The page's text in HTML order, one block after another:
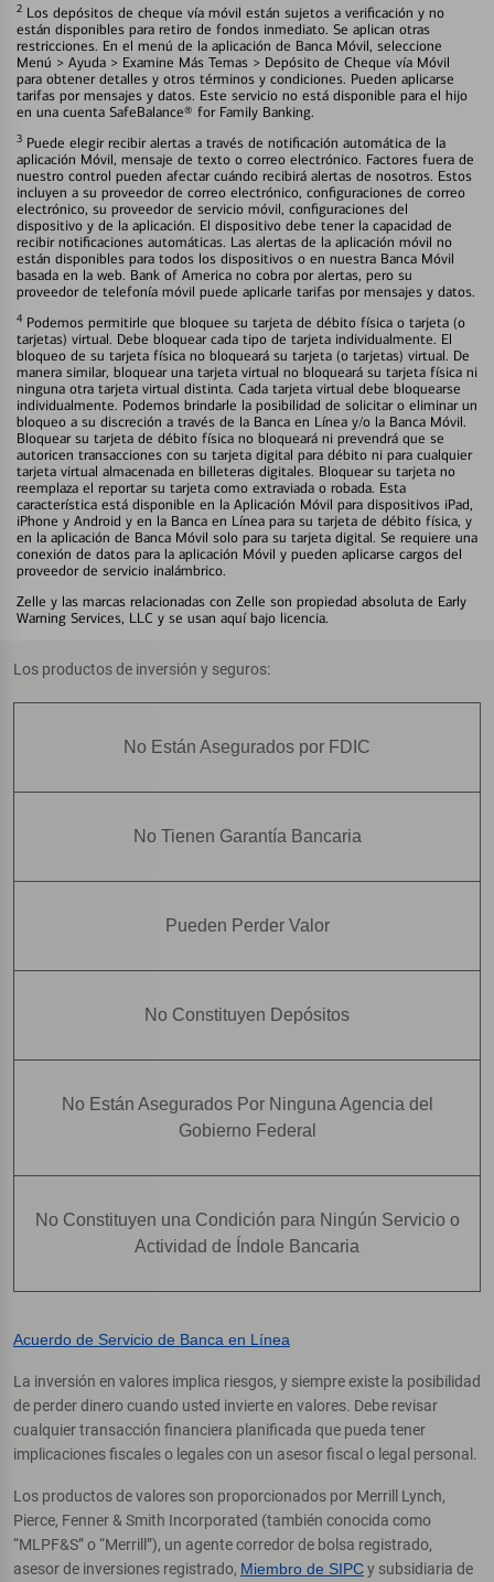
2 Los depósitos de cheque vía móvil están sujetos a verificación y no
están disponibles para retiro de fondos inmediato. Se aplican otras
restricciones. En el menú de la aplicación de Banca Móvil, seleccione
Menú > Ayuda > Examine Más Temas > Depósito de Cheque vía Móvil
para obtener detalles y otros términos y condiciones. Pueden aplicarse
tarifas por mensajes y datos. Este servicio no está disponible para el hijo
en una cuenta SafeBalance® for Family Banking.
3 Puede elegir recibir alertas a través de notificación automática de la
aplicación Móvil, mensaje de texto o correo electrónico. Factores fuera de
nuestro control pueden afectar cuándo recibirá alertas de nosotros. Estos
incluyen a su proveedor de correo electrónico, configuraciones de correo
electrónico, su proveedor de servicio móvil, configuraciones del
dispositivo y de la aplicación. El dispositivo debe tener la capacidad de
recibir notificaciones automáticas. Las alertas de la aplicación móvil no
están disponibles para todos los dispositivos o en nuestra Banca Móvil
basada en la web. Bank of America no cobra por alertas, pero su
proveedor de telefonía móvil puede aplicarle tarifas por mensajes y datos.
4 Podemos permitirle que bloquee su tarjeta de débito física o tarjeta (o
tarjetas) virtual. Debe bloquear cada tipo de tarjeta individualmente. El
bloqueo de su tarjeta física no bloqueará su tarjeta (o tarjetas) virtual. De
manera similar, bloquear una tarjeta virtual no bloqueará su tarjeta física ni
ninguna otra tarjeta virtual distinta. Cada tarjeta virtual debe bloquearse
individualmente. Podemos brindarle la posibilidad de solicitar o eliminar un
bloqueo a su discreción a través de la Banca en Línea y/o la Banca Móvil.
Bloquear su tarjeta de débito física no bloqueará ni prevendrá que se
autoricen transacciones con su tarjeta digital para débito ni para cualquier
tarjeta virtual almacenada en billeteras digitales. Bloquear su tarjeta no
reemplaza el reportar su tarjeta como extraviada o robada. Esta
característica está disponible en la Aplicación Móvil para dispositivos iPad,
iPhone y Android y en la Banca en Línea para su tarjeta de débito física, y
en la aplicación de Banca Móvil solo para su tarjeta digital. Se requiere una
conexión de datos para la aplicación Móvil y pueden aplicarse cargos del
proveedor de servicio inalámbrico.
Zelle y las marcas relacionadas con Zelle son propiedad absoluta de Early
Warning Services, LLC y se usan aquí bajo licencia.
Los productos de inversión y seguros:
No Están Asegurados por FDIC
No Tienen Garantía Bancaria
Pueden Perder Valor
No Constituyen Depósitos
No Están Asegurados Por Ninguna Agencia del
Gobierno Federal
No Constituyen una Condición para Ningún Servicio o
Actividad de Índole Bancaria
Acuerdo de Servicio de Banca en Línea
La inversión en valores implica riesgos, y siempre existe la posibilidad
de perder dinero cuando usted invierte en valores. Debe revisar
cualquier transacción financiera planificada que pueda tener
implicaciones fiscales o legales con un asesor fiscal o legal personal.
Los productos de valores son proporcionados por Merrill Lynch,
Pierce, Fenner & Smith Incorporated (también conocida como
“MLPF&S” o “Merrill”), un agente corredor de bolsa registrado,
asesor de inversiones registrado, Miembro de SIPCy subsidiaria de